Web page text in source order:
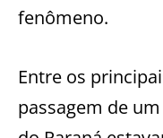
fenômeno.
Entre os
passagem de